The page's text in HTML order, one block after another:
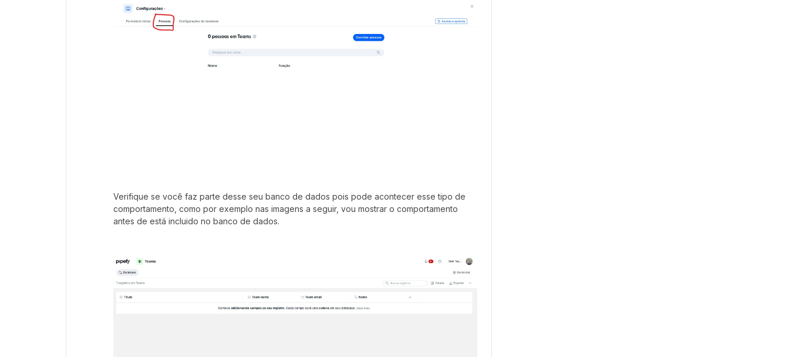
Verifique se você faz parte desse seu banco de dados pois pode acontecer esse tipo de
comportamento, como por exemplo nas imagens a seguir, vou mostrar o comportamento
antes de está incluido no banco de dados.